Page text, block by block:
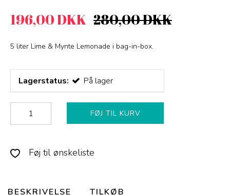
196,00 DKK 280,00 DKK
5 liter Lime & Mynte Lemonade i bag-in-box.
Lagerstatus: På lager
FØJ TIL KURV
Føj til ønskeliste
BESKRIVELSE TILKØB